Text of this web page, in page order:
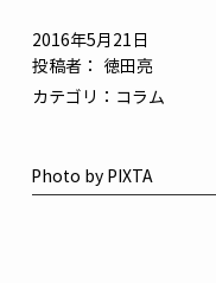
Photo by PIXTA
2016年5月21日
投稿者：
コラム
カテゴリ：
徳田亮